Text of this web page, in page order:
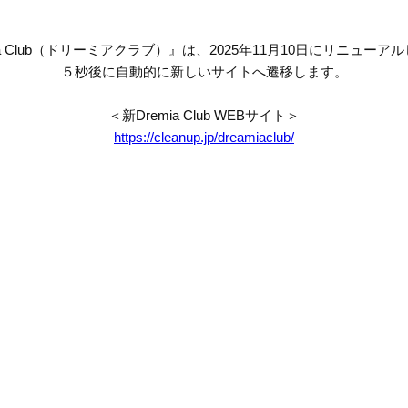
Club（ドリーミアクラブ）』は、2025年11月10日にリニューアル
５秒後に自動的に新しいサイトへ遷移します。
＜新Dremia Club WEBサイト＞
https://cleanup.jp/dreamiaclub/